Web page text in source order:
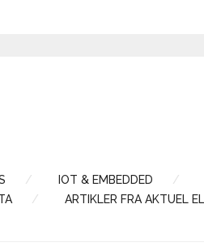
IOT & EMBEDDED
ARTIKLER FRA AKTUEL